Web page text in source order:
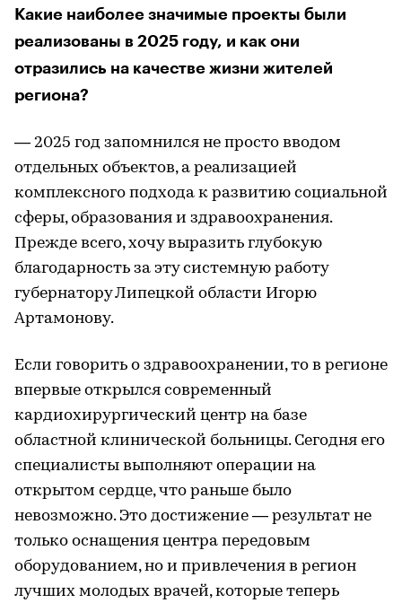
Какие наиболее значимые проекты были
реализованы в 2025 году, и как они
отразились на качестве жизни жителей
региона?
— 2025 год запомнился не просто вводом
отдельных объектов, а реализацией
комплексного подхода к развитию социальной
сферы, образования и здравоохранения.
Прежде всего, хочу выразить глубокую
благодарность за эту системную работу
губернатору Липецкой области Игорю
Артамонову.
Если говорить о здравоохранении, то в регионе
впервые открылся современный
кардиохирургический центр на базе
областной клинической больницы. Сегодня его
специалисты выполняют операции на
открытом сердце, что раньше было
невозможно. Это достижение — результат не
только оснащения центра передовым
оборудованием, но и привлечения в регион
лучших молодых врачей, которые теперь